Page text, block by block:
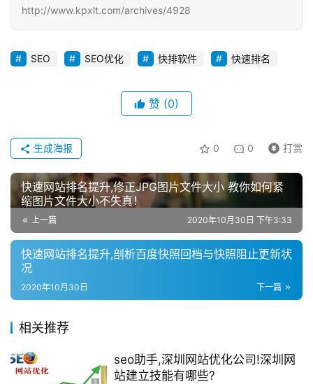
http://www.kpxlt.com/archives/4928
SEO SEO优化 快排软件 快速排名
赞 (0)
0 0 打赏
生成海报
快速网站排名提升,修正JPG图片文件大小 教你如何紧
缩图片文件大小不失真！
上一篇 2020年10月30日 下午3:33
快速网站排名提升,剖析百度快照回档与快照阻止更新状
况
下一篇
2020年10月30日
相关推荐
seo助手,深圳网站优化公司!深圳网
站建立技能有哪些?